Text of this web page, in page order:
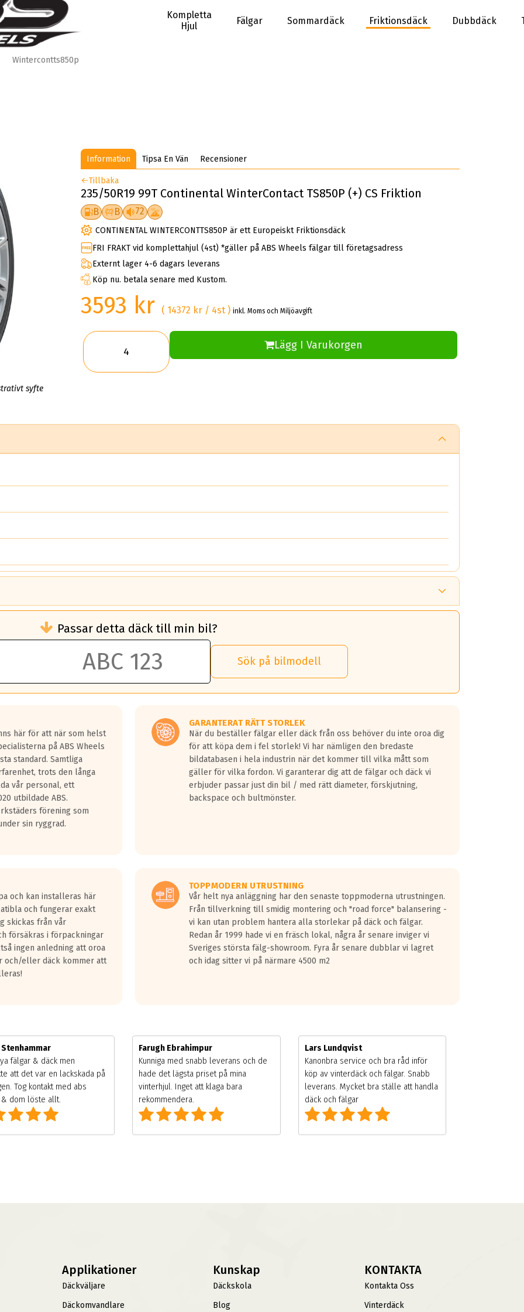
Kompletta
Hjul
Fälgar Sommardäck Friktionsdäck Dubbdäck
Wintercontts850p
syfte
Information Tipsa En Vän Recensioner
Tillbaka
235/50R19 99T Continental WinterContact TS850P (+) CS Friktion
B B 72
CONTINENTAL WINTERCONTTS850P är ett Europeiskt Friktionsdäck
FRI FRAKT vid komplettahjul (4st) *gäller på ABS Wheels fälgar till företagsadress
Externt lager 4-6 dagars leverans
Köp nu. betala senare med Kustom.
3593 kr ( 14372 kr / 4st )inkl. Moms och Miljöavgift
Lägg I Varukorgen
än ett klass G däck.
50 liter bränsle med ett klass A däck gentemot ett klass G däck.
vilken rutt du kör, samt vilken körstil du använder.
lastbilar.
på en väg där det ligger 0.5-1.5 mm vatten.
fyra billängder( ca 18meter) mellan däck med betyg A gentemot
överträffa motorljudet.
ett däck med vågar. Hög bullernivå markeras med svarta vågor
kraven som finns i dagsläget, men är inte längre tillåtna enligt nya
Passar detta däck till min bil?
Sök på bilmodell
här för att när som helst
på ABS Wheels
standard. Samtliga
trots den långa
vår personal, ett
utbildade ABS.
förening som
sin ryggrad.
GARANTERAT RÄTT STORLEK
När du beställer fälgar eller däck från oss behöver du inte oroa dig
för att köpa dem i fel storlek! Vi har nämligen den bredaste
bildatabasen i hela industrin när det kommer till vilka mått som
gäller för vilka fordon. Vi garanterar dig att de fälgar och däck vi
erbjuder passar just din bil / med rätt diameter, förskjutning,
backspace och bultmönster.
och kan installeras här
och fungerar exakt
skickas från vår
försäkras i förpackningar
ingen anledning att oroa
och/eller däck kommer att
TOPPMODERN UTRUSTNING
Vår helt nya anläggning har den senaste toppmoderna utrustningen.
Från tillverkning till smidig montering och "road force" balansering -
vi kan utan problem hantera alla storlekar på däck och fälgar.
Redan år 1999 hade vi en fräsch lokal, några år senare inviger vi
Sveriges största fälg-showroom. Fyra år senare dubblar vi lagret
och idag sitter vi på närmare 4500 m2
Stenhammar
fälgar & däck men
att det var en lackskada på
Tog kontakt med abs
dom löste allt.
Farugh Ebrahimpur
Kunniga med snabb leverans och de
hade det lägsta priset på mina
vinterhjul. Inget att klaga bara
rekommendera.
Lars Lundqvist
Kanonbra service och bra råd inför
köp av vinterdäck och fälgar. Snabb
leverans. Mycket bra ställe att handla
däck och fälgar
Applikationer
Däckväljare
Däckomvandlare
Kunskap
Däckskola
Blog
KONTAKTA
Kontakta Oss
Vinterdäck